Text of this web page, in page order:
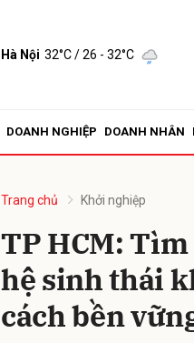
Hà Nội 32°C/ 26 - 32°C
DOANH NGHIỆP DOANH NHÂN
Trang chủ Khởi nghiệp
TP HCM:
hệ sinh thái
cách bền